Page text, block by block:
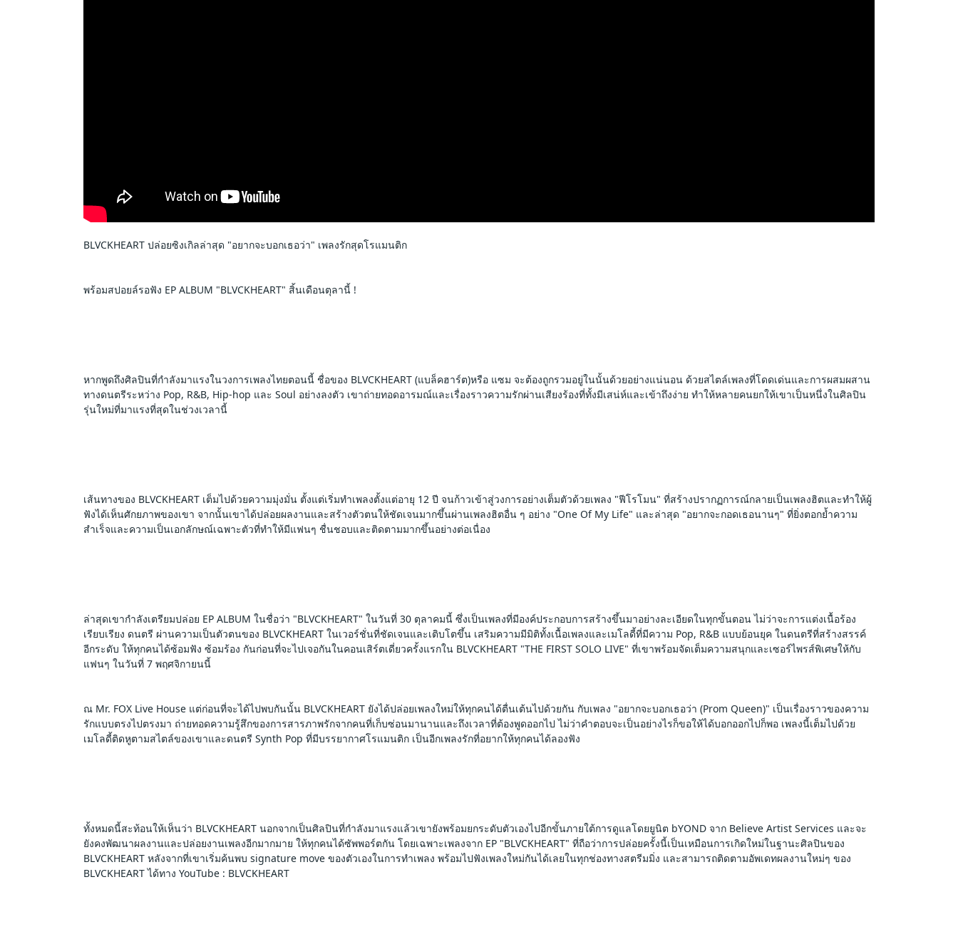
BLVCKHEART ปล่อยซิงเกิลล่าสุด "อยากจะบอกเธอว่า" เพลงรักสุดโรแมนติก
พร้อมสปอยล์รอฟัง EP ALBUM "BLVCKHEART" สิ้นเดือนตุลานี้ !
หากพูดถึงศิลปินที่กำลังมาแรงในวงการเพลงไทยตอนนี้ ชื่อของ BLVCKHEART (แบล็คฮาร์ต)หรือ แซม จะต้องถูกรวมอยู่ในนั้นด้วยอย่างแน่นอน ด้วยสไตล์เพลงที่โดดเด่นและการผสมผสาน
ทางดนตรีระหว่าง Pop, R&B, Hip-hop และ Soul อย่างลงตัว เขาถ่ายทอดอารมณ์และเรื่องราวความรักผ่านเสียงร้องที่ทั้งมีเสน่ห์และเข้าถึงง่าย ทำให้หลายคนยกให้เขาเป็นหนึ่งในศิลปิน
รุ่นใหม่ที่มาแรงที่สุดในช่วงเวลานี้
เส้นทางของ BLVCKHEART เต็มไปด้วยความมุ่งมั่น ตั้งแต่เริ่มทำเพลงตั้งแต่อายุ 12 ปี จนก้าวเข้าสู่วงการอย่างเต็มตัวด้วยเพลง "ฟีโรโมน" ที่สร้างปรากฏการณ์กลายเป็นเพลงฮิตและทำให้ผู้
ฟังได้เห็นศักยภาพของเขา จากนั้นเขาได้ปล่อยผลงานและสร้างตัวตนให้ชัดเจนมากขึ้นผ่านเพลงฮิตอื่น ๆ อย่าง "One Of My Life" และล่าสุด "อยากจะกอดเธอนานๆ" ที่ยิ่งตอกย้ำความ
สำเร็จและความเป็นเอกลักษณ์เฉพาะตัวที่ทำให้มีแฟนๆ ชื่นชอบและติดตามมากขึ้นอย่างต่อเนื่อง
ล่าสุดเขากำลังเตรียมปล่อย EP ALBUM ในชื่อว่า "BLVCKHEART" ในวันที่ 30 ตุลาคมนี้ ซึ่งเป็นเพลงที่มีองค์ประกอบการสร้างขึ้นมาอย่างละเอียดในทุกขั้นตอน ไม่ว่าจะการแต่งเนื้อร้อง
เรียบเรียง ดนตรี ผ่านความเป็นตัวตนของ BLVCKHEART ในเวอร์ชั่นที่ชัดเจนและเติบโตขึ้น เสริมความมีมิติทั้งเนื้อเพลงและเมโลดี้ที่มีความ Pop, R&B แบบย้อนยุค ในดนตรีที่สร้างสรรค์
อีกระดับ ให้ทุกคนได้ซ้อมฟัง ซ้อมร้อง กันก่อนที่จะไปเจอกันในคอนเสิร์ตเดี่ยวครั้งแรกใน BLVCKHEART "THE FIRST SOLO LIVE" ที่เขาพร้อมจัดเต็มความสนุกและเซอร์ไพรส์พิเศษให้กับ
แฟนๆ ในวันที่ 7 พฤศจิกายนนี้
ณ Mr. FOX Live House แต่ก่อนที่จะได้ไปพบกันนั้น BLVCKHEART ยังได้ปล่อยเพลงใหม่ให้ทุกคนได้ตื่นเต้นไปด้วยกัน กับเพลง "อยากจะบอกเธอว่า (Prom Queen)" เป็นเรื่องราวของความ
รักแบบตรงไปตรงมา ถ่ายทอดความรู้สึกของการสารภาพรักจากคนที่เก็บซ่อนมานานและถึงเวลาที่ต้องพูดออกไป ไม่ว่าคำตอบจะเป็นอย่างไรก็ขอให้ได้บอกออกไปก็พอ เพลงนี้เต็มไปด้วย
เมโลดี้ติดหูตามสไตล์ของเขาและดนตรี Synth Pop ที่มีบรรยากาศโรแมนติก เป็นอีกเพลงรักที่อยากให้ทุกคนได้ลองฟัง
ทั้งหมดนี้สะท้อนให้เห็นว่า BLVCKHEART นอกจากเป็นศิลปินที่กำลังมาแรงแล้วเขายังพร้อมยกระดับตัวเองไปอีกขั้นภายใต้การดูแลโดยยูนิต bYOND จาก Believe Artist Services และจะ
ยังคงพัฒนาผลงานและปล่อยงานเพลงอีกมากมาย ให้ทุกคนได้ซัพพอร์ตกัน โดยเฉพาะเพลงจาก EP "BLVCKHEART" ที่ถือว่าการปล่อยครั้งนี้เป็นเหมือนการเกิดใหม่ในฐานะศิลปินของ
BLVCKHEART หลังจากที่เขาเริ่มค้นพบ signature move ของตัวเองในการทำเพลง พร้อมไปฟังเพลงใหม่กันได้เลยในทุกช่องทางสตรีมมิ่ง และสามารถติดตามอัพเดทผลงานใหม่ๆ ของ
BLVCKHEART ได้ทาง YouTube : BLVCKHEART